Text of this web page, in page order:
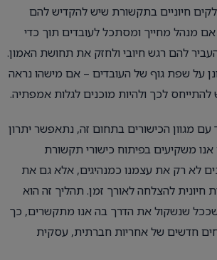
חיוניים בתקשורת שיש להקדיש להם
מנהל מחייך ומסתכל לעובדים תוך כדי
להם רגש חיובי ולחזק את תחושת האמון.
על שפת גוף של העובדים – אם מישהו נראה
לכך ולהיות מוכנים לגלות אמפתיה.
עם מגוון הכישורים בתחום זה, נתאפשר יתרון
משקיעים בפיתוח כישורי תקשורת
לא רק את עצמנו כמנהיגים, אלא גם את
חיונית להצלחה לאורך זמן. תהליך זה הוא
שנשקול את הדרך בה אנו מתקשרים, כך
חדשים של אחריות חברתית, עסקית